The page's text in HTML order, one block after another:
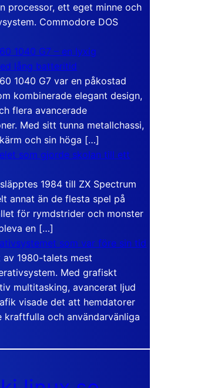
processor, ett eget minne och
Commodore DOS
1040 G7 – en lyxig
lång batteritid
1040 G7 var en påkostad
kombinerade elegant design,
flera avancerade
Med sitt tunna metallchassi,
och sin höga […]
som gjorde skolan till ett
1984 till ZX Spectrum
annat än de flesta spel på
för rymdstrider och monster
en […]
som var före sin tid
av 1980-talets mest
Med grafiskt
multitasking, avancerat ljud
visade det att hemdatorer
kraftfulla och användarvänliga